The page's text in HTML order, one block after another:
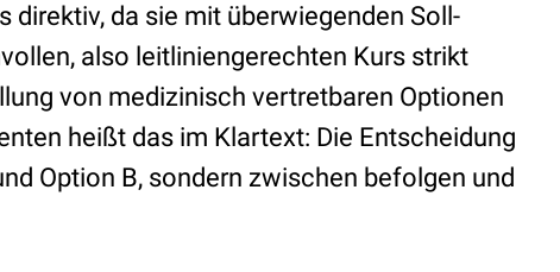
direktiv, da sie mit überwiegenden Soll-
also leitliniengerechten Kurs strikt
von medizinisch vertretbaren Optionen
heißt das im Klartext: Die Entscheidung
Option B, sondern zwischen befolgen und